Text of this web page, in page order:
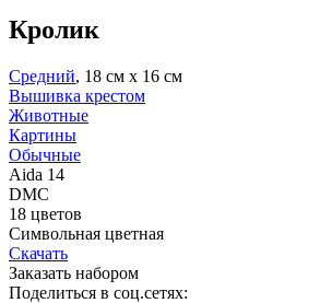
Кролик
Средний, 18 см х 16 см
Вышивка крестом
Животные
Картины
Обычные
Aida 14
DMC
18 цветов
Символьная цветная
Скачать
Заказать набором
Поделиться в соц.сетях: